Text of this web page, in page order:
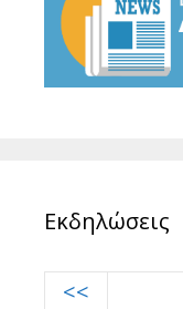
Εκδηλώσεις
<<